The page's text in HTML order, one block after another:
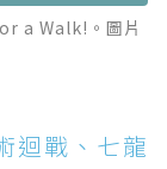
a Walk!。圖片
迴戰、七龍